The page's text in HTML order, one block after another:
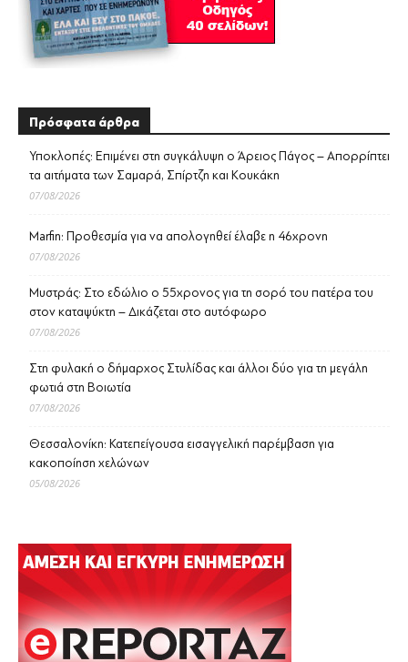
Πρόσφατα άρθρα
Υποκλοπές: Επιμένει στη συγκάλυψη ο Άρειος Πάγος – Απορρίπτει
τα αιτήματα των Σαμαρά, Σπίρτζη και Κουκάκη
07/08/2026
Marfin: Προθεσμία για να απολογηθεί έλαβε η 46χρονη
07/08/2026
Μυστράς: Στο εδώλιο ο 55χρονος για τη σορό του πατέρα του
στον καταψύκτη – Δικάζεται στο αυτόφωρο
07/08/2026
Στη φυλακή ο δήμαρχος Στυλίδας και άλλοι δύο για τη μεγάλη
φωτιά στη Βοιωτία
07/08/2026
Θεσσαλονίκη: Κατεπείγουσα εισαγγελική παρέμβαση για
κακοποίηση χελώνων
05/08/2026